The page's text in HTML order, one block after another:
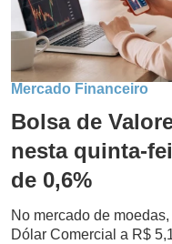
Mercado Financeiro
Bolsa de
nesta quinta-
de 0,6%
No mercado de
Dólar Comercial a R$